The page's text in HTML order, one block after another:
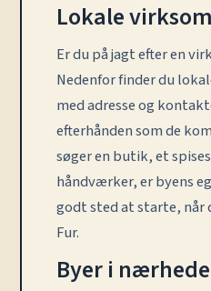
Lokale
Er du på jagt efter en
Nedenfor finder du
med adresse og
efterhånden som de
søger en butik, et
håndværker, er byens
godt sted at starte, når
Fur.
Byer i